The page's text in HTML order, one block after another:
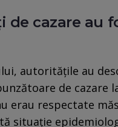
de cazare au
autorităţile au
de cazare
erau respectate
situaţie